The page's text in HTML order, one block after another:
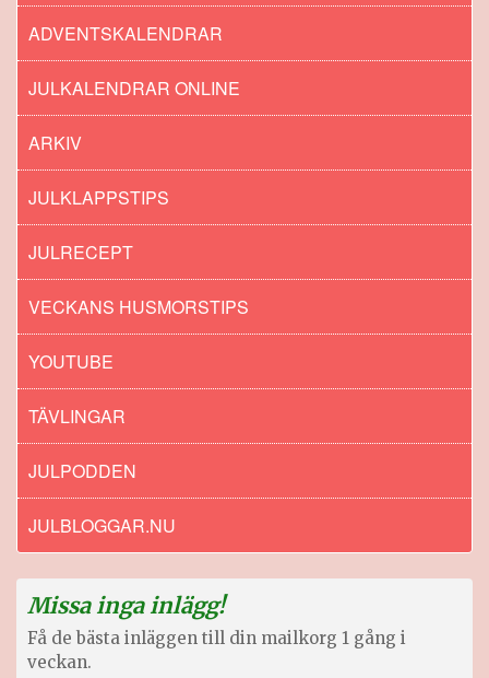
ADVENTSKALENDRAR
JULKALENDRAR ONLINE
ARKIV
JULKLAPPSTIPS
JULRECEPT
VECKANS HUSMORSTIPS
YOUTUBE
TÄVLINGAR
JULPODDEN
JULBLOGGAR.NU
Missa inga inlägg!
Få de bästa inläggen till din mailkorg 1 gång i
veckan.